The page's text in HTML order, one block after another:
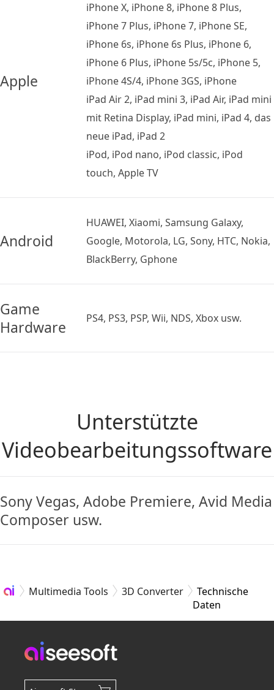
Apple
iPhone X, iPhone 8, iPhone 8 Plus,
iPhone 7 Plus, iPhone 7, iPhone SE,
iPhone 6s, iPhone 6s Plus, iPhone 6,
iPhone 6 Plus, iPhone 5s/5c, iPhone 5,
iPhone 4S/4, iPhone 3GS, iPhone
iPad Air 2, iPad mini 3, iPad Air, iPad mini
mit Retina Display, iPad mini, iPad 4, das
neue iPad, iPad 2
iPod, iPod nano, iPod classic, iPod
touch, Apple TV
Android
HUAWEI, Xiaomi, Samsung Galaxy,
Google, Motorola, LG, Sony, HTC, Nokia,
BlackBerry, Gphone
Game
Hardware
PS4, PS3, PSP, Wii, NDS, Xbox usw.
Unterstützte
Videobearbeitungssoftware
Sony Vegas, Adobe Premiere, Avid Media
Composer usw.
Multimedia Tools 3D Converter
Technische
Daten